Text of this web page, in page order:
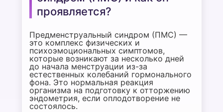
проявляется?
Предменструальный синдром (ПМС) —
это комплекс физических и
психоэмоциональных симптомов,
которые возникают за несколько дней
до начала менструации из-за
естественных колебаний гормонального
фона. Это нормальная реакция
организма на подготовку к отторжению
эндометрия, если оплодотворение не
состоялось.